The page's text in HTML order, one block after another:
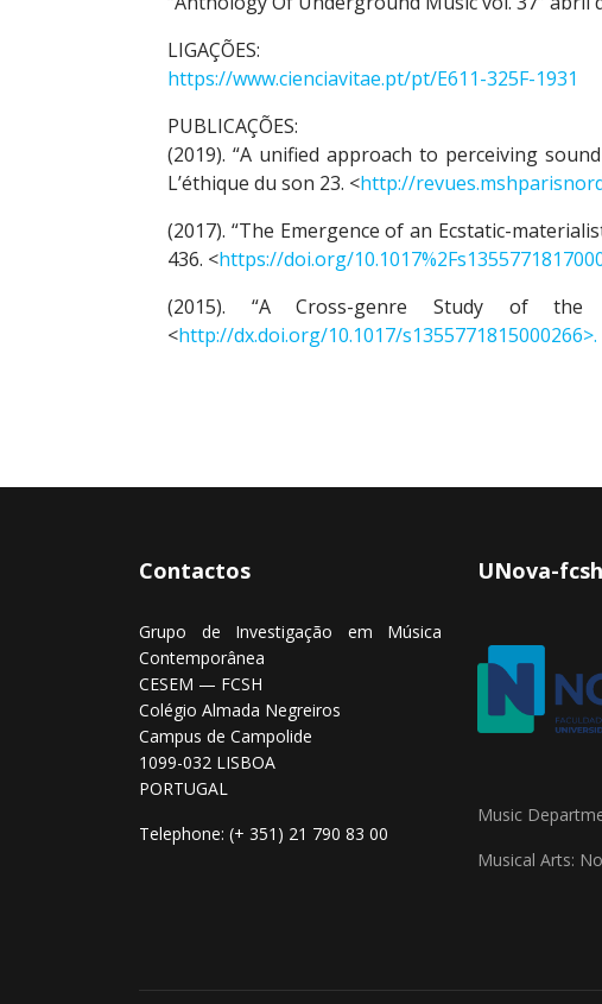
LIGAÇÕES:
https://www.cienciavitae.pt/pt/E611-325F-1931
PUBLICAÇÕES:
(2019). “A unified approach to perceiving
L’éthique du son 23. <http://
(2017). “The Emergence of an Ecstatic-
436. <https://doi.org/
(2015). “A Cross-genre Study of the
<http://dx.doi.org/10.1017/s1355771815000266>.
Contactos
Grupo de Investigação em Música
Contemporânea
CESEM — FCSH
Colégio Almada Negreiros
Campus de Campolide
1099-032 LISBOA
PORTUGAL
Telephone: (+ 351) 21 790 83 00
UNova-fcsh
Music
Musical Arts: